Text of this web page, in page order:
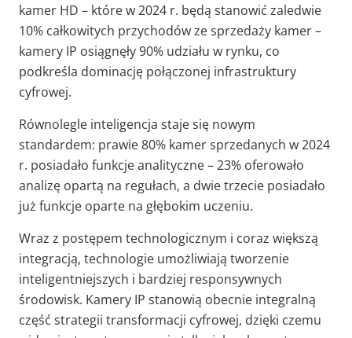
kamer HD – które w 2024 r. będą stanowić zaledwie
10% całkowitych przychodów ze sprzedaży kamer –
kamery IP osiągnęły 90% udziału w rynku, co
podkreśla dominację połączonej infrastruktury
cyfrowej.
Równolegle inteligencja staje się nowym
standardem: prawie 80% kamer sprzedanych w 2024
r. posiadało funkcje analityczne – 23% oferowało
analizę opartą na regułach, a dwie trzecie posiadało
już funkcje oparte na głębokim uczeniu.
Wraz z postępem technologicznym i coraz większą
integracją, technologie umożliwiają tworzenie
inteligentniejszych i bardziej responsywnych
środowisk. Kamery IP stanowią obecnie integralną
część strategii transformacji cyfrowej, dzięki czemu